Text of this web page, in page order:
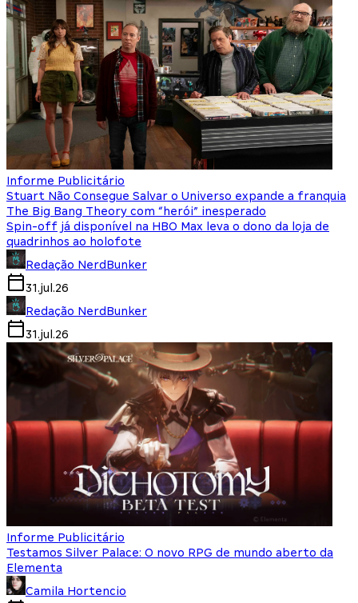
Informe Publicitário
Stuart Não Consegue Salvar o Universo expande a franquia
The Big Bang Theory com “herói” inesperado
Spin-off já disponível na HBO Max leva o dono da loja de
quadrinhos ao holofote
Redação NerdBunker
31.jul.26
Redação NerdBunker
31.jul.26
Informe Publicitário
Testamos Silver Palace: O novo RPG de mundo aberto da
Elementa
Camila Hortencio